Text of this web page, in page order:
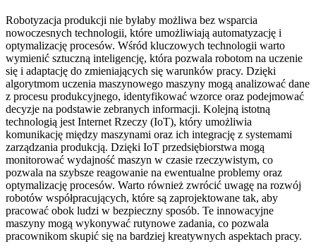
Robotyzacja produkcji nie byłaby możliwa bez wsparcia
nowoczesnych technologii, które umożliwiają automatyzację i
optymalizację procesów. Wśród kluczowych technologii warto
wymienić sztuczną inteligencję, która pozwala robotom na uczenie
się i adaptację do zmieniających się warunków pracy. Dzięki
algorytmom uczenia maszynowego maszyny mogą analizować dane
z procesu produkcyjnego, identyfikować wzorce oraz podejmować
decyzje na podstawie zebranych informacji. Kolejną istotną
technologią jest Internet Rzeczy (IoT), który umożliwia
komunikację między maszynami oraz ich integrację z systemami
zarządzania produkcją. Dzięki IoT przedsiębiorstwa mogą
monitorować wydajność maszyn w czasie rzeczywistym, co
pozwala na szybsze reagowanie na ewentualne problemy oraz
optymalizację procesów. Warto również zwrócić uwagę na rozwój
robotów współpracujących, które są zaprojektowane tak, aby
pracować obok ludzi w bezpieczny sposób. Te innowacyjne
maszyny mogą wykonywać rutynowe zadania, co pozwala
pracownikom skupić się na bardziej kreatywnych aspektach pracy.